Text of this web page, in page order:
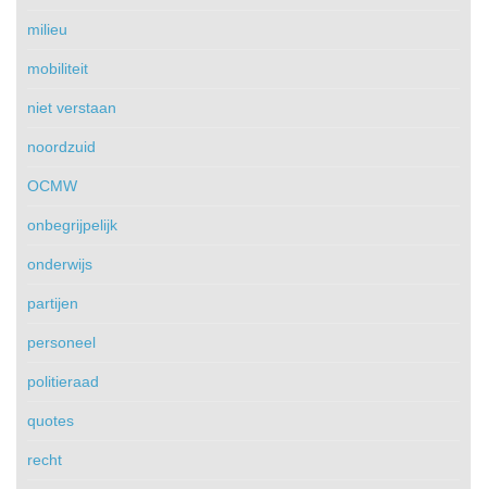
milieu
mobiliteit
niet verstaan
noordzuid
OCMW
onbegrijpelijk
onderwijs
partijen
personeel
politieraad
quotes
recht